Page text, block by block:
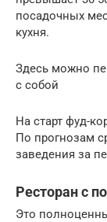
посадочных
кухня.
Здесь можно
с собой
На старт фуд-
По прогнозам
заведения за
Ресторан с
Это